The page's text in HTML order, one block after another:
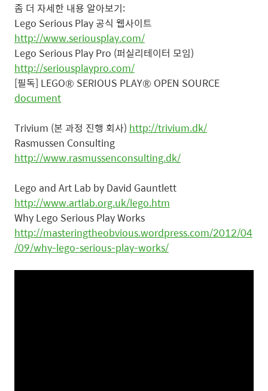
좀 더 자세한 내용 알아보기:
Lego Serious Play 공식 웹사이트
http://www.seriousplay.com/
Lego Serious Play Pro (퍼실리테이터 모임)
http://seriousplaypro.com/
[필독] LEGO® SERIOUS PLAY® OPEN SOURCE
document
Trivium (본 과정 진행 회사) http://trivium.dk/
Rasmussen Consulting
http://www.rasmussenconsulting.dk/
Lego and Art Lab by David Gauntlett
http://www.artlab.org.uk/lego.htm
Why Lego Serious Play Works
http://masteringtheobvious.wordpress.com/2012/04
/09/why-lego-serious-play-works/